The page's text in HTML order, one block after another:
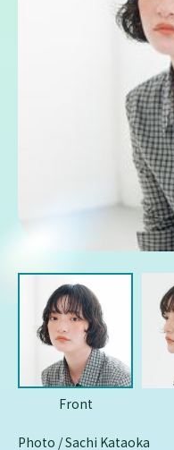
Front
Photo / Sachi Kataoka